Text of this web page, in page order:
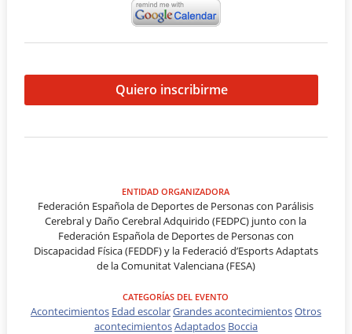
Quiero inscribirme
ENTIDAD ORGANIZADORA
Federación Española de Deportes de Personas con Parálisis
Cerebral y Daño Cerebral Adquirido (FEDPC) junto con la
Federación Española de Deportes de Personas con
Discapacidad Física (FEDDF) y la Federació d’Esports Adaptats
de la Comunitat Valenciana (FESA)
CATEGORÍAS DEL EVENTO
Acontecimientos Edad escolarGrandes acontecimientosOtros
acontecimientosAdaptados Boccia